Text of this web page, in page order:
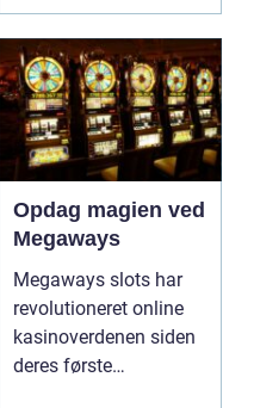
Opdag magien ved
Megaways
Megaways slots har
revolutioneret online
kasinoverdenen siden
deres første